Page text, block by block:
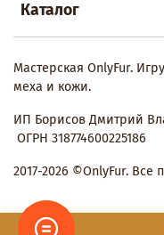
Каталог
Мастерская OnlyFur.
меха и кожи.
ИП Борисов Дмитрий
ОГРН 318774600225186
2017-2026 ©OnlyFur.